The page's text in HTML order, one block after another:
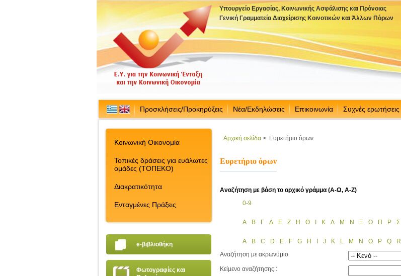
Υπουργείο Εργασίας, Κοινωνικής Ασφάλισης και Πρόνοιας
Γενική Γραμματεία Διαχείρισης Κοινοτικών και Άλλων Πόρων
Προσκλήσεις/Προκηρύξεις Νέα/Εκδηλώσεις Επικοινωνία Συχνές ερωτήσεις
Κοινωνική Οικονομία
Τοπικές δράσεις για ευάλωτες
ομάδες (ΤΟΠΕΚΟ)
Διακρατικότητα
Ενταγμένες Πράξεις
e-βιβλιοθήκη
Φωτογραφίες και
Αρχική σελίδα > Ευρετήριο όρων
Ευρετήριο όρων
Αναζήτηση με βάση το αρχικό γράμμα (Α-Ω, Α-Ζ)
0-9
Α Β Γ Δ Ε Ζ Η Θ Κ Λ Μ Ν Ξ Ο Π Ρ Σ
A B C D E F G H J K L M N O P Q R
Αναζήτηση με ακρωνύμιο
Κείμενο αναζήτησης :